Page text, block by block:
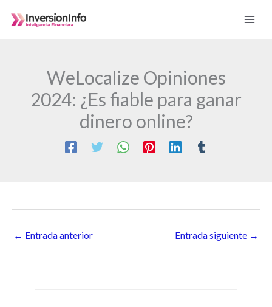
WeLocalize Opiniones
2024: ¿Es fiable para ganar
dinero online?
← Entrada anterior Entrada siguiente →